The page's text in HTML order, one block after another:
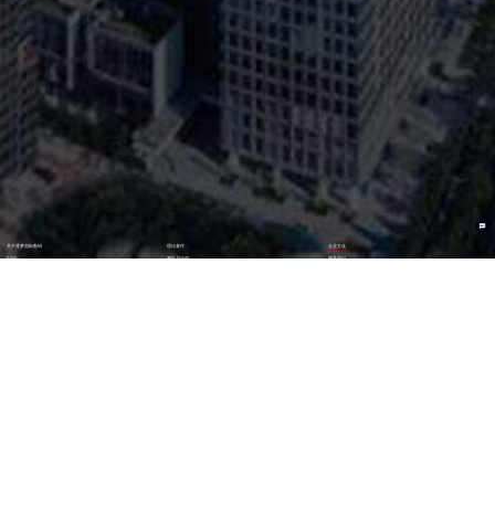
关于逐梦国际数码 理论著作 企业文化
ESG 资讯与活动 联系我们